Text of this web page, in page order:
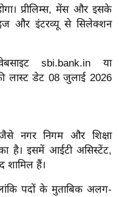
प्रीलिम्स, मेंस और इसके
और इंटरव्यू से सिलेक्शन
sbi.bank.in या
लास्ट डेट 08 जुलाई 2026
जैसे नगर निगम और शिक्षा
है। इसमें आईटी असिस्टेंट,
हैं।
पदों के मुताबिक अलग-